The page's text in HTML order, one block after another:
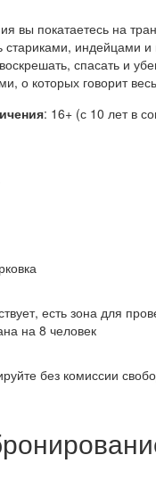
вы покатаетесь на
стариками, индейцами
спасать и
о которых говорит
: 16+ (с 10 лет в
есть зона для
на 8 человек
без комиссии